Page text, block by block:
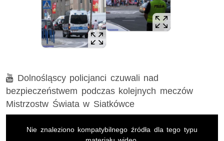
Film
Dolnośląscy policjanci czuwali nad
bezpieczeństwem podczas kolejnych meczów
Mistrzostw Świata w Siatkówce
Nie znaleziono kompatybilnego źródła dla tego typu